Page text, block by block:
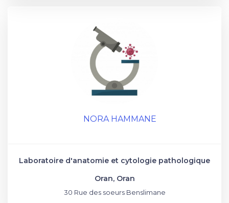
NORA HAMMANE
Laboratoire d'anatomie et cytologie pathologique
Oran, Oran
30 Rue des soeurs Benslimane